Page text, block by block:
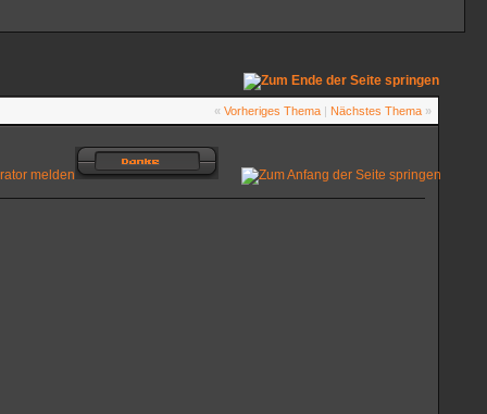
« Vorheriges Thema | Nächstes Thema »